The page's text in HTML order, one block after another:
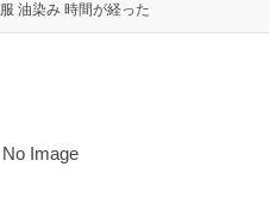
服 油染み 時間が経った
No Image